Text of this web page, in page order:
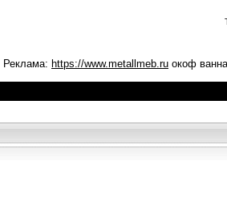
Реклама: https://www.metallmeb.ru окоф